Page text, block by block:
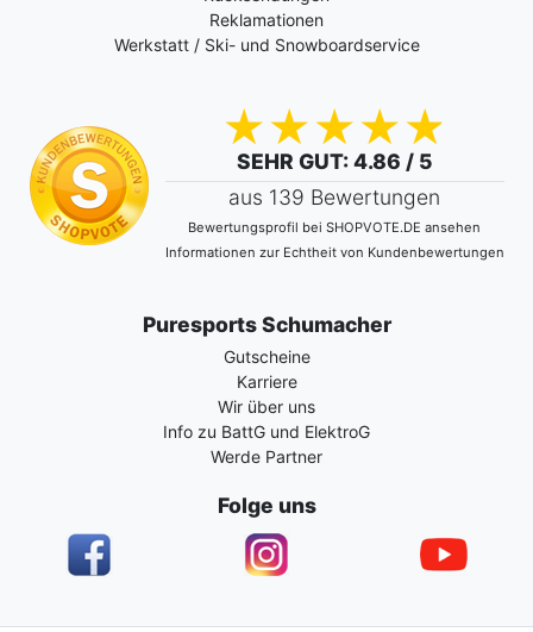
Reklamationen
Werkstatt / Ski- und Snowboardservice
SEHR GUT: 4.86 / 5
aus 139 Bewertungen
Bewertungsprofil bei SHOPVOTE.DE ansehen
Informationen zur Echtheit von Kundenbewertungen
Puresports Schumacher
Gutscheine
Karriere
Wir über uns
Info zu BattG und ElektroG
Werde Partner
Folge uns